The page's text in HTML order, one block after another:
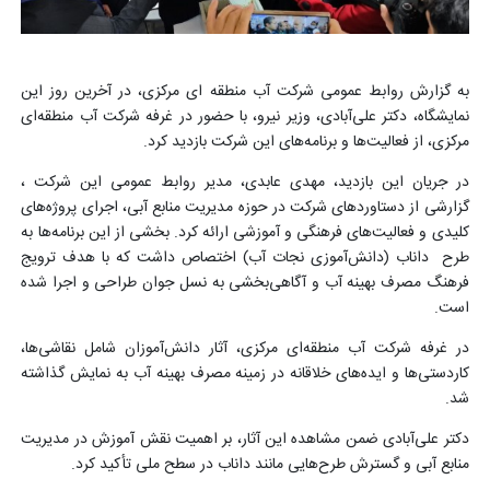
به گزارش روابط عمومی شرکت آب منطقه ای مرکزی، در آخرین روز این
نمایشگاه، دکتر علی‌آبادی، وزیر نیرو، با حضور در غرفه شرکت آب منطقه‌ای
مرکزی، از فعالیت‌ها و برنامه‌های این شرکت بازدید کرد.
در جریان این بازدید، مهدی عابدی، مدیر روابط عمومی این شرکت ،
گزارشی از دستاوردهای شرکت در حوزه مدیریت منابع آبی، اجرای پروژه‌های
کلیدی و فعالیت‌های فرهنگی و آموزشی ارائه کرد. بخشی از این برنامه‌ها به
طرح داناب (دانش‌آموزی نجات آب) اختصاص داشت که با هدف ترویج
فرهنگ مصرف بهینه آب و آگاهی‌بخشی به نسل جوان طراحی و اجرا شده
است.
در غرفه شرکت آب منطقه‌ای مرکزی، آثار دانش‌آموزان شامل نقاشی‌ها،
کاردستی‌ها و ایده‌های خلاقانه در زمینه مصرف بهینه آب به نمایش گذاشته
شد.
دکتر علی‌آبادی ضمن مشاهده این آثار، بر اهمیت نقش آموزش در مدیریت
منابع آبی و گسترش طرح‌هایی مانند داناب در سطح ملی تأکید کرد.